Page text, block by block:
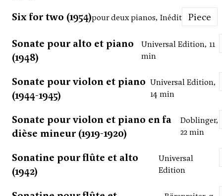
Six for two (1954)pour deux pianos, Inédit Piece
Sonate pour alto et piano
(1948)
Universal Edition, 11
min
Sonate pour violon et piano
(1944-1945)
Universal Edition,
14 min
Sonate pour violon et piano en fa
dièse mineur (1919-1920)
Doblinger,
22 min
Sonatine pour flûte et alto
(1942)
Universal
Edition